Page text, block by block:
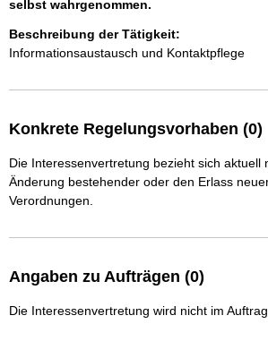
selbst wahrgenommen.
Beschreibung der Tätigkeit:
Informationsaustausch und Kontaktpflege
Konkrete Regelungsvorhaben (0)
Die Interessenvertretung bezieht sich aktuell
Änderung bestehender oder den Erlass
Verordnungen.
Angaben zu Aufträgen (0)
Die Interessenvertretung wird nicht im